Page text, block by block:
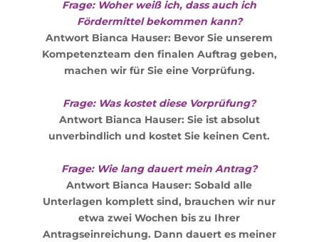
Frage: Woher weiß ich, dass auch ich
Fördermittel bekommen kann?
Antwort Bianca Hauser: Bevor Sie unserem
Kompetenzteam den finalen Auftrag geben,
machen wir für Sie eine Vorprüfung.
Frage: Was kostet diese Vorprüfung?
Antwort Bianca Hauser: Sie ist absolut
unverbindlich und kostet Sie keinen Cent.
Frage: Wie lang dauert mein Antrag?
Antwort Bianca Hauser: Sobald alle
Unterlagen komplett sind, brauchen wir nur
etwa zwei Wochen bis zu Ihrer
Antragseinreichung. Dann dauert es meiner